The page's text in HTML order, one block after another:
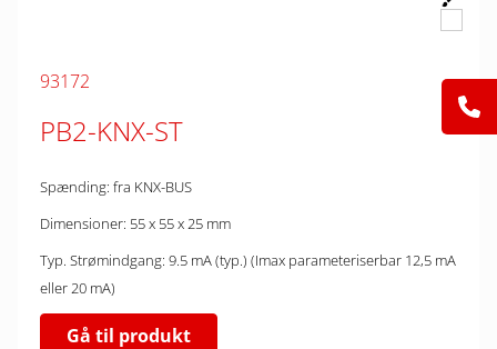
93172
PB2-KNX-ST
Spænding: fra KNX-BUS
Dimensioner: 55 x 55 x 25 mm
Typ. Strømindgang: 9.5 mA (typ.) (Imax parameteriserbar 12,5 mA
eller 20 mA)
Gå til produkt